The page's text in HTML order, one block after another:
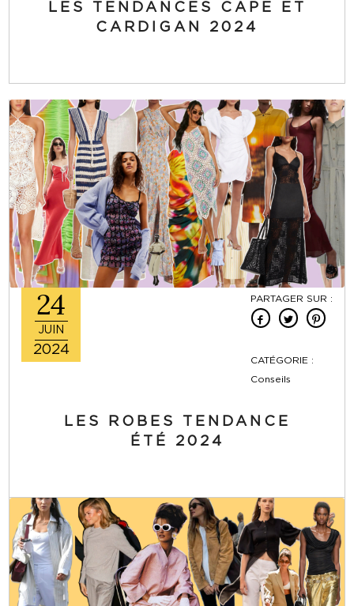
LES TENDANCES CAPE ET
CARDIGAN 2024
24
JUIN
2024
PARTAGER SUR :
CATÉGORIE :
Conseils
LES ROBES TENDANCE
ÉTÉ 2024